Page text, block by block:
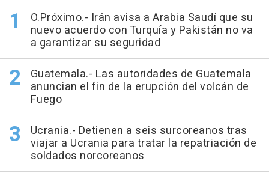
O.Próximo.- Irán avisa a Arabia Saudí que su
nuevo acuerdo con Turquía y Pakistán no va
a garantizar su seguridad
Guatemala.- Las autoridades de Guatemala
anuncian el fin de la erupción del volcán de
Fuego
Ucrania.- Detienen a seis surcoreanos tras
viajar a Ucrania para tratar la repatriación de
soldados norcoreanos